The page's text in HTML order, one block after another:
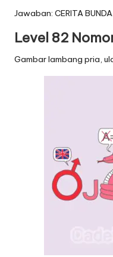
Jawaban: CERITA BUNDA.
Level 82
Gambar lambang pria,